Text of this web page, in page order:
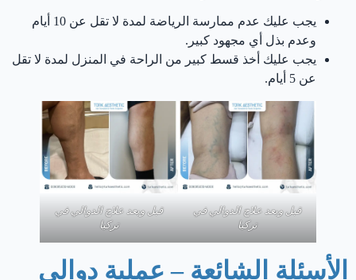
يجب عليك عدم ممارسة الرياضة لمدة لا تقل عن 10 أيام
وعدم بذل أي مجهود كبير.
يجب عليك أخذ قسط كبير من الراحة في المنزل لمدة لا تقل
عن 5 أيام.
‏قبل وبعد ‏علاج الدوالي في
تركيا
‏قبل وبعد ‏علاج الدوالي في
تركيا
الأسئلة الشائعة – عملية دوالي